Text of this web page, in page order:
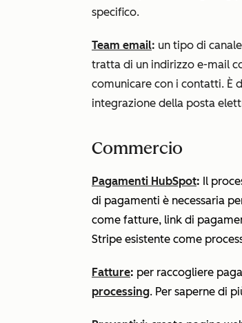
specifico.
Team email: un tipo di
tratta di un indirizzo e-mail
comunicare con i contatti. È
integrazione della posta
Commercio
Pagamenti HubSpot: Il
di pagamenti è necessaria
come fatture, link di
Stripe esistente come
Fatture: per raccogliere
processing. Per saperne di